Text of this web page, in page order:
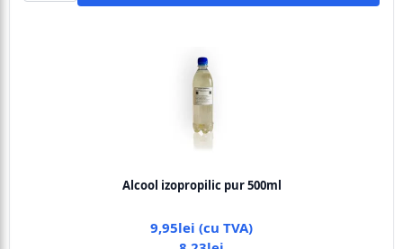
Alcool izopropilic pur 500ml
9,95lei (cu TVA)